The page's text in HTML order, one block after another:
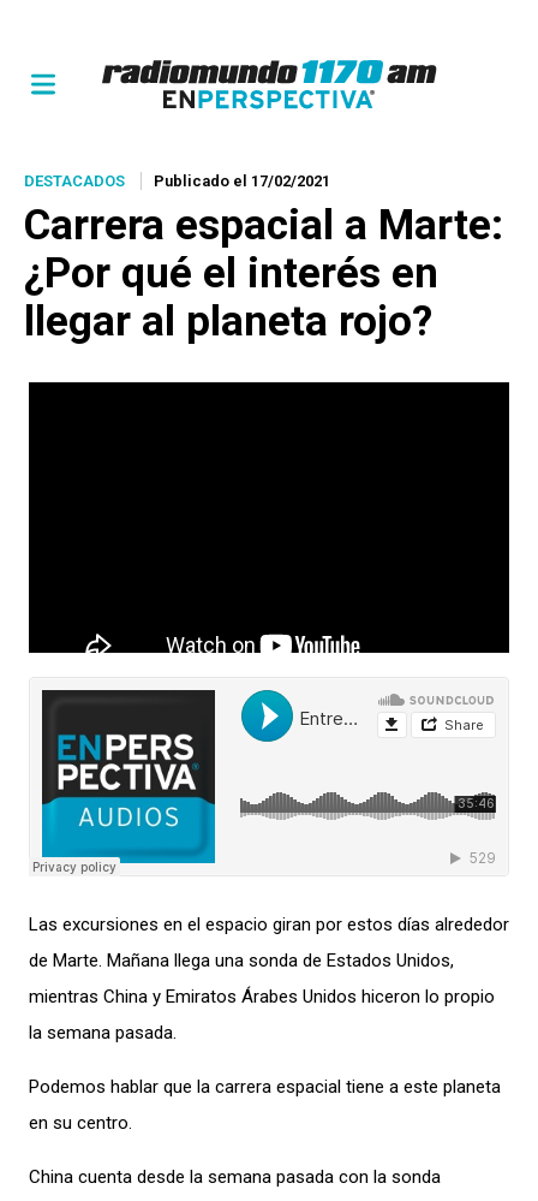
DESTACADOS Publicado el 17/02/2021
Carrera espacial a Marte:
¿Por qué el interés en
llegar al planeta rojo?
Las excursiones en el espacio giran por estos días alrededor
de Marte. Mañana llega una sonda de Estados Unidos,
mientras China y Emiratos Árabes Unidos hiceron lo propio
la semana pasada.
Podemos hablar que la carrera espacial tiene a este planeta
en su centro.
China cuenta desde la semana pasada con la sonda